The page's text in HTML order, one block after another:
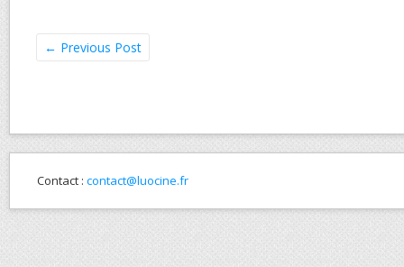
← Previous Post
Contact : contact@luocine.fr